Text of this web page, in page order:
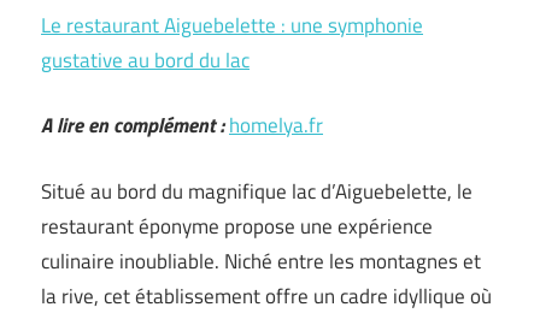
Le restaurant Aiguebelette : une symphonie
gustative au bord du lac
A lire en complément :homelya.fr
Situé au bord du magnifique lac d’Aiguebelette, le
restaurant éponyme propose une expérience
culinaire inoubliable. Niché entre les montagnes et
la rive, cet établissement offre un cadre idyllique où